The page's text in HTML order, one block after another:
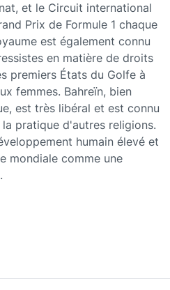
et le Circuit international
Prix de Formule 1 chaque
est également connu
en matière de droits
premiers États du Golfe à
femmes. Bahreïn, bien
est très libéral et est connu
pratique d'autres religions.
humain élevé et
mondiale comme une